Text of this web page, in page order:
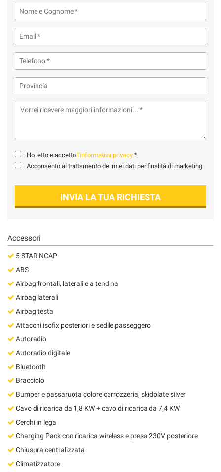
Ho letto e accetto l'informativa privacy *
Acconsento al trattamento dei miei dati per finalità di marketing
INVIA LA TUA RICHIESTA
Accessori
5 STAR NCAP
ABS
Airbag frontali, laterali e a tendina
Airbag laterali
Airbag testa
Attacchi isofix posteriori e sedile passeggero
Autoradio
Autoradio digitale
Bluetooth
Bracciolo
Bumper e passaruota colore carrozzeria, skidplate silver
Cavo di ricarica da 1,8 KW + cavo di ricarica da 7,4 KW
Cerchi in lega
Charging Pack con ricarica wireless e presa 230V posteriore
Chiusura centralizzata
Climatizzatore
Cookie necessari
Cookie delle preferenze
Cookie per il miglioramento dell'esperienza utente
Cookie analitici
Cookie di marketing
la
Salva
le
impostazioni